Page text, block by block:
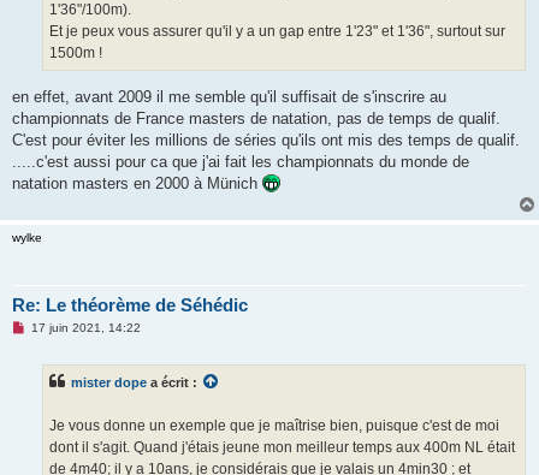
1'36"/100m).
Et je peux vous assurer qu'il y a un gap entre 1'23" et 1'36", surtout sur
1500m !
en effet, avant 2009 il me semble qu'il suffisait de s'inscrire au
championnats de France masters de natation, pas de temps de qualif.
C'est pour éviter les millions de séries qu'ils ont mis des temps de qualif.
.....c'est aussi pour ca que j'ai fait les championnats du monde de
natation masters en 2000 à Münich
wylke
Re: Le théorème de Séhédic
M
17 juin 2021, 14:22
mister dope a écrit :
Je vous donne un exemple que je maîtrise bien, puisque c'est de moi
dont il s'agit. Quand j'étais jeune mon meilleur temps aux 400m NL était
de 4m40; il y a 10ans, je considérais que je valais un 4min30 ; et